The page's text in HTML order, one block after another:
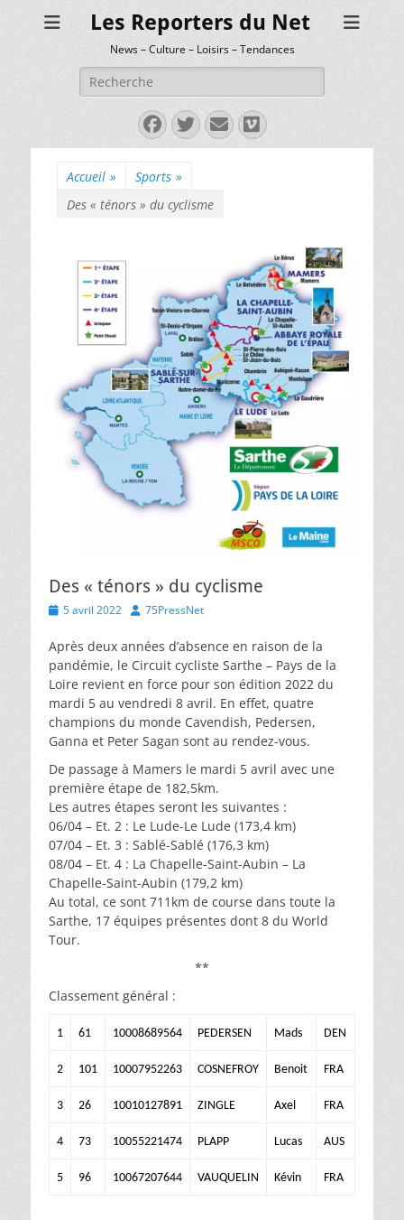
Les Reporters du Net
News – Culture – Loisirs – Tendances
Rechercher :
Facebook
Twitter
E-
mail
Vimeo
Accueil » Sports »
Des « ténors » du cyclisme
Des « ténors » du cyclisme
Posted
5 avril 2022 Author
75PressNet
Après deux années d’absence en raison de la
pandémie, le Circuit cycliste Sarthe – Pays de la
Loire revient en force pour son édition 2022 du
mardi 5 au vendredi 8 avril. En effet, quatre
champions du monde Cavendish, Pedersen,
Ganna et Peter Sagan sont au rendez-vous.
De passage à Mamers le mardi 5 avril avec une
première étape de 182,5km.
Les autres étapes seront les suivantes :
06/04 – Et. 2 : Le Lude-Le Lude (173,4 km)
07/04 – Et. 3 : Sablé-Sablé (176,3 km)
08/04 – Et. 4 : La Chapelle-Saint-Aubin – La
Chapelle-Saint-Aubin (179,2 km)
Au total, ce sont 711km de course dans toute la
Sarthe, 17 équipes présentes dont 8 du World
Tour.
**
Classement général :
1 61 10008689564 PEDERSEN Mads DEN
2 101 10007952263 COSNEFROY Benoit FRA
3 26 10010127891 ZINGLE Axel FRA
4 73 10055221474 PLAPP Lucas AUS
5 96 10067207644 VAUQUELIN Kévin FRA